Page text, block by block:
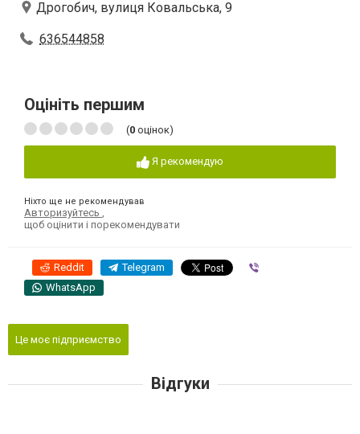
Дрогобич, вулиця Ковальська, 9
636544858
Оцініть першим
(0 оцінок)
Я рекомендую
Ніхто ще не рекомендував
Авторизуйтесь
щоб оцінити і порекомендувати
Reddit Telegram
WhatsApp
Це моє підприємство
Відгуки